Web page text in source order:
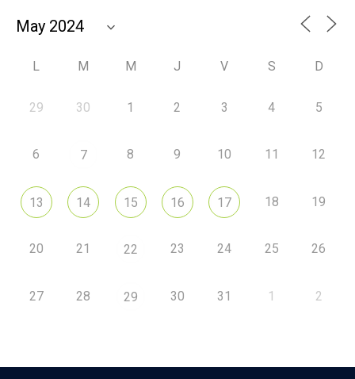
L M M J V S D
29 30 1 2 3 4 5
6 7 8 9 10 11 12
13 14 15 16 17 18 19
20 21 22 23 24 25 26
27 28 29 30 31 1 2